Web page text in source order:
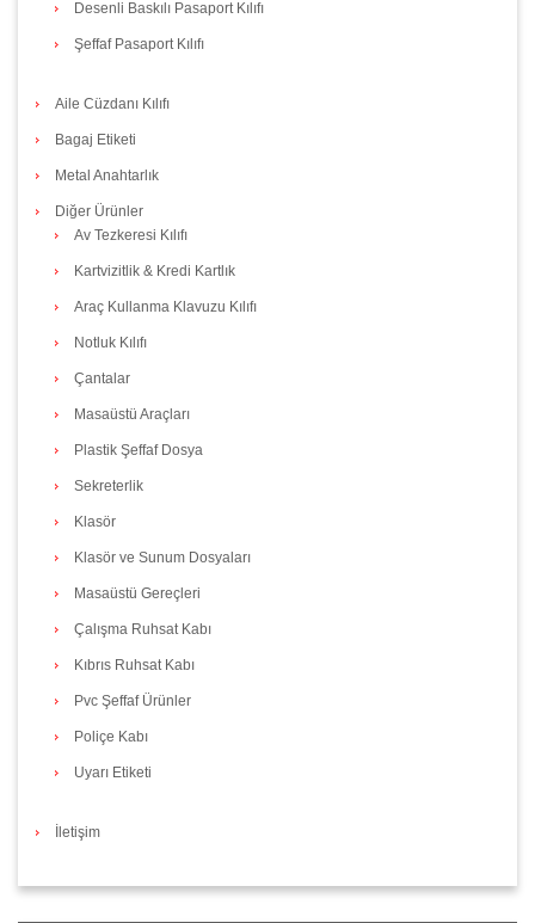
Desenli Baskılı Pasaport Kılıfı
Şeffaf Pasaport Kılıfı
Aile Cüzdanı Kılıfı
Bagaj Etiketi
Metal Anahtarlık
Diğer Ürünler
Av Tezkeresi Kılıfı
Kartvizitlik & Kredi Kartlık
Araç Kullanma Klavuzu Kılıfı
Notluk Kılıfı
Çantalar
Masaüstü Araçları
Plastik Şeffaf Dosya
Sekreterlik
Klasör
Klasör ve Sunum Dosyaları
Masaüstü Gereçleri
Çalışma Ruhsat Kabı
Kıbrıs Ruhsat Kabı
Pvc Şeffaf Ürünler
Poliçe Kabı
Uyarı Etiketi
İletişim